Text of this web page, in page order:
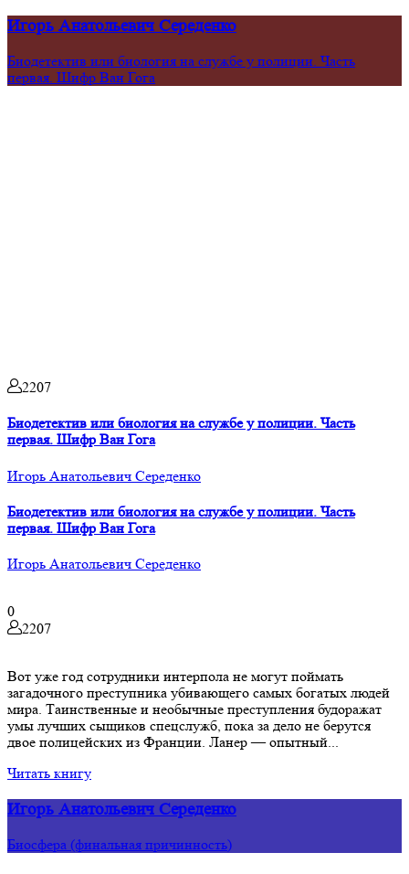
Игорь Анатольевич Середенко
Биодетектив или биология на службе у полиции. Часть
первая. Шифр Ван Гога
2207
Биодетектив или биология на службе у полиции. Часть
первая. Шифр Ван Гога
Игорь Анатольевич Середенко
Биодетектив или биология на службе у полиции. Часть
первая. Шифр Ван Гога
Игорь Анатольевич Середенко
0
2207
Вот уже год сотрудники интерпола не могут поймать
загадочного преступника убивающего самых богатых людей
мира. Таинственные и необычные преступления будоражат
умы лучших сыщиков спецслужб, пока за дело не берутся
двое полицейских из Франции. Ланер — опытный...
Читать книгу
Игорь Анатольевич Середенко
Биосфера (финальная причинность)